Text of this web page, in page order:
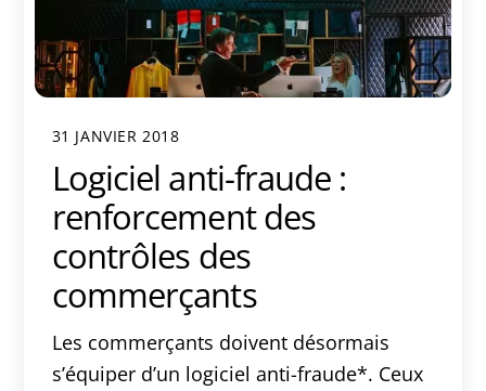
31 JANVIER 2018
Logiciel anti-fraude :
renforcement des
contrôles des
commerçants
Les commerçants doivent désormais
s’équiper d’un logiciel anti-fraude*. Ceux